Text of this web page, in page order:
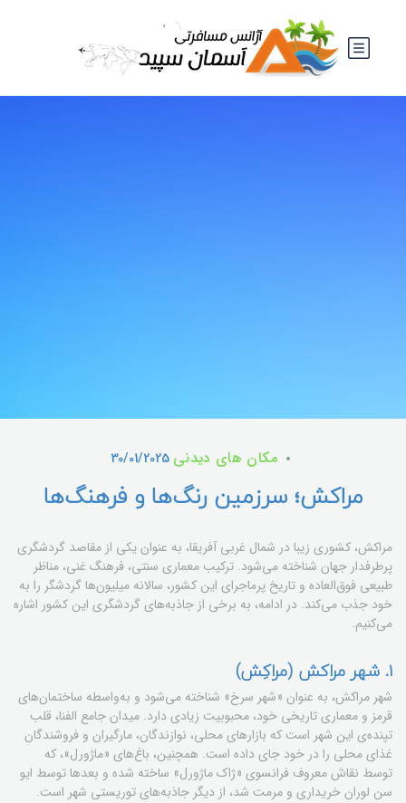
مکان های دیدنی
مراکش؛ سرزمین رنگ‌ها و فرهنگ‌ها
مراکش، کشوری زیبا در شمال غربی آفریقا، به عنوان یکی از مقاصد گردشگری
پرطرفدار جهان شناخته می‌شود. ترکیب معماری سنتی، فرهنگ غنی، مناظر
طبیعی فوق‌العاده و تاریخ پرماجرای این کشور، سالانه میلیون‌ها گردشگر را به
خود جذب می‌کند. در ادامه، به برخی از جاذبه‌های گردشگری این کشور اشاره
می‌کنیم.
۱. شهر مراکش (مراکِش)
شهر مراکش، به عنوان «شهر سرخ» شناخته می‌شود و به‌واسطه ساختمان‌های
قرمز و معماری تاریخی خود، محبوبیت زیادی دارد. میدان جامع الفنا، قلب
تپنده‌ی این شهر است که بازارهای محلی، نوازندگان، مارگیران و فروشندگان
غذای محلی را در خود جای داده است. همچنین، باغ‌های «ماژورل»، که
توسط نقاش معروف فرانسوی «ژاک ماژورل» ساخته شده و بعدها توسط ایو
سن لوران خریداری و مرمت شد، از دیگر جاذبه‌های توریستی شهر است.